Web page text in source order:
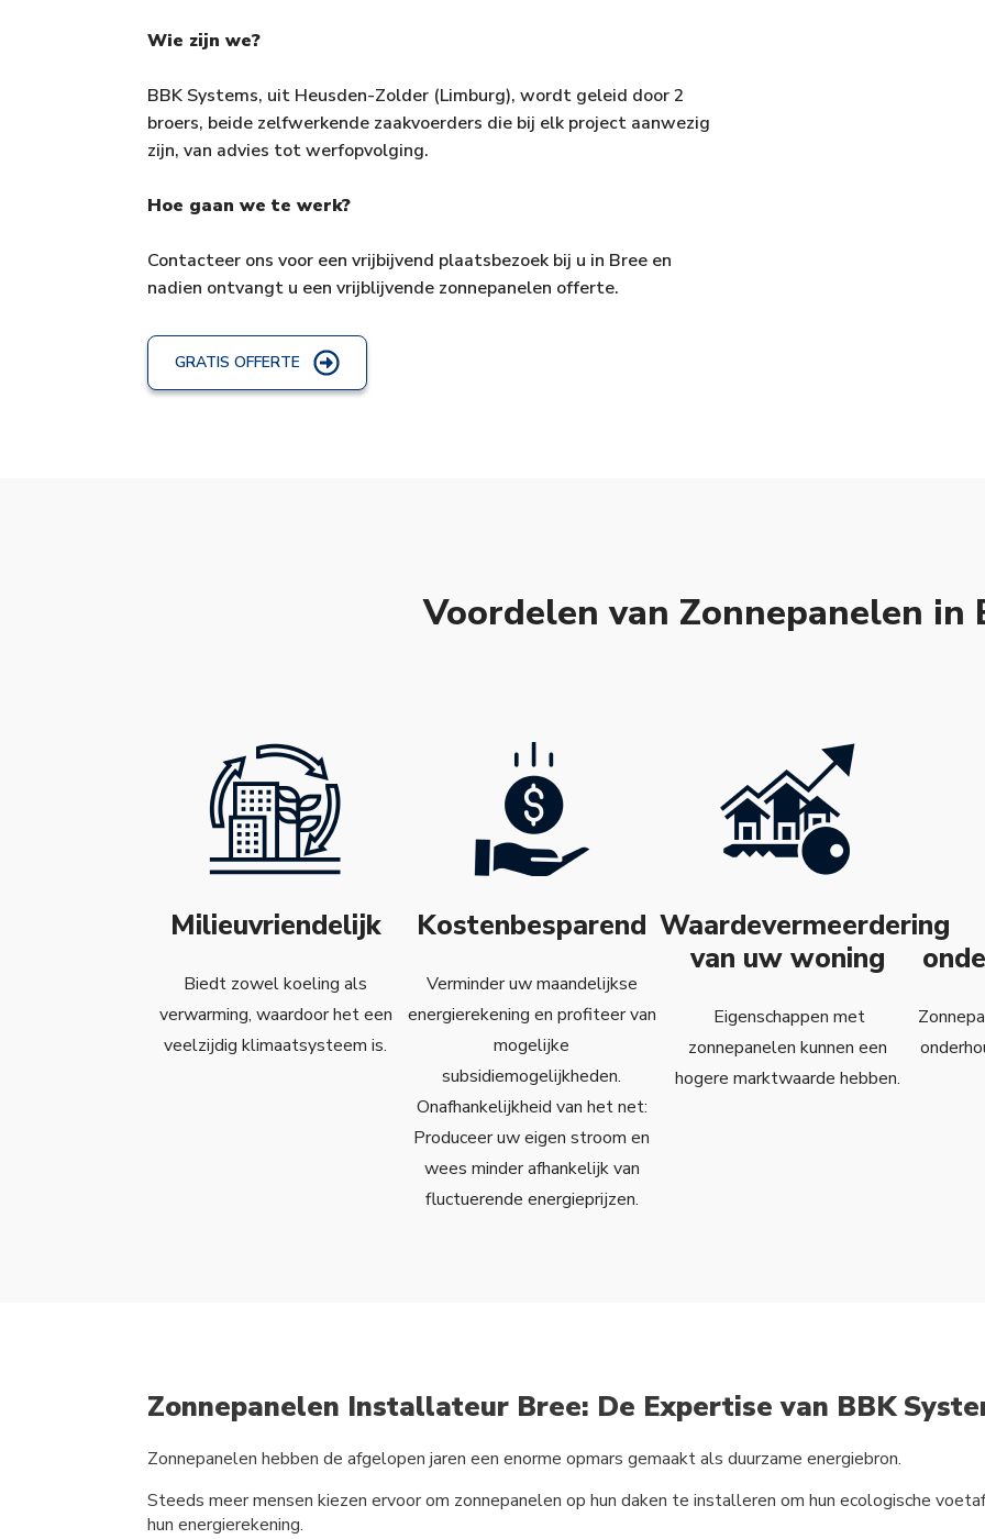
Wie zijn we?
BBK Systems, uit Heusden-Zolder (Limburg), wordt geleid door 2
broers, beide zelfwerkende zaakvoerders die bij elk project aanwezig
zijn, van advies tot werfopvolging.
Hoe gaan we te werk?
Contacteer ons voor een vrijbijvend plaatsbezoek bij u in Bree en
nadien ontvangt u een vrijblijvende zonnepanelen offerte.
GRATIS OFFERTE
Voordelen van Zonnepanelen in
Milieuvriendelijk
Biedt zowel koeling als
verwarming, waardoor het een
veelzijdig klimaatsysteem is.
Kostenbesparend
Verminder uw maandelijkse
energierekening en profiteer van
mogelijke
subsidiemogelijkheden.
Onafhankelijkheid van het net:
Produceer uw eigen stroom en
wees minder afhankelijk van
fluctuerende energieprijzen.
Waardevermeerdering
van uw woning
Eigenschappen met
zonnepanelen kunnen een
hogere marktwaarde hebben.
Zonnepanelen Installateur Bree: De Expertise van BBK
Zonnepanelen hebben de afgelopen jaren een enorme opmars gemaakt als duurzame energiebron.
Steeds meer mensen kiezen ervoor om zonnepanelen op hun daken te installeren om hun ecologische
hun energierekening.